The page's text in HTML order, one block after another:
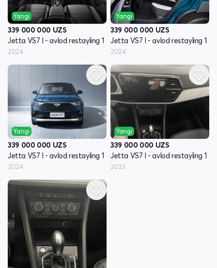
Yangi
339 000 000 UZS
Jetta VS7 I - avlod restayling 1
2024
Yangi
339 000 000 UZS
Jetta VS7 I - avlod restayling 1
2024
Yangi
339 000 000 UZS
Jetta VS7 I - avlod restayling 1
2024
Yangi
339 000 000 UZS
Jetta VS7 I - avlod restayling 1
2023